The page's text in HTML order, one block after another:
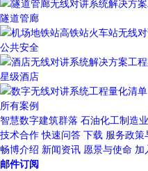
隧道管廊
公共安全
星级酒店
所有案例
智慧数字建筑群落 石油化工制造业
技术合作 快速问答 下载 服务政策
畅博介绍 新闻资讯 愿景与使命 加
邮件订阅